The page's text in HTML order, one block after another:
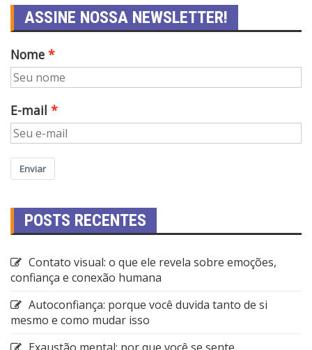
ASSINE NOSSA NEWSLETTER!
Nome
E-mail
Enviar
POSTS RECENTES
Contato visual: o que ele revela sobre emoções,
confiança e conexão humana
Autoconfiança: porque você duvida tanto de si
mesmo e como mudar isso